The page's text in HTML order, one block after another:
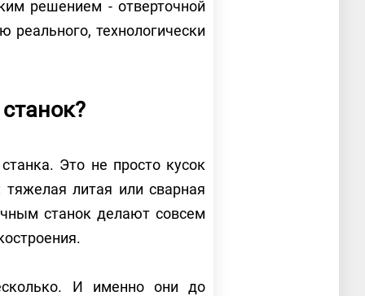
решением - отверточной
реального, технологически
Это не просто кусок
литая или сварная
станок делают совсем
И именно они до